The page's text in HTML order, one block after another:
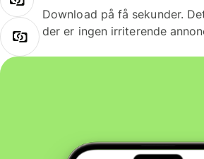
Download på få sekunder.
der er ingen irriterende